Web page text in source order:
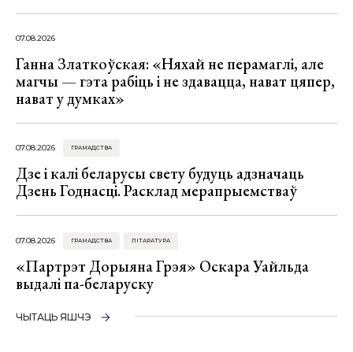
07.08.2026
Ганна Златкоўская: «Няхай не перамаглі, але
магчы — гэта рабіць і не здавацца, нават цяпер,
нават у думках»
07.08.2026 ГРАМАДСТВА
Дзе і калі беларусы свету будуць адзначаць
Дзень Годнасці. Расклад мерапрыемстваў
07.08.2026 ГРАМАДСТВА ЛІТАРАТУРА
«Партрэт Дорыяна Грэя» Оскара Уайльда
выдалі па-беларуску
ЧЫТАЦЬ ЯШЧЭ